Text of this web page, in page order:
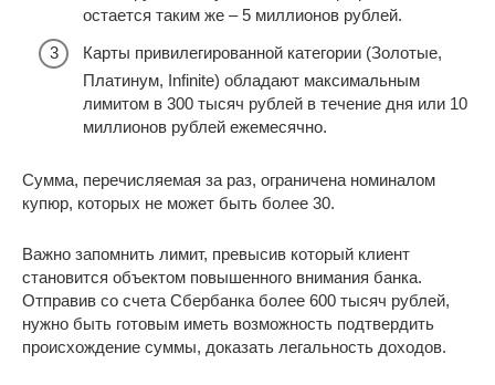
остается таким же – 5 миллионов рублей.
Карты привилегированной категории (Золотые,
Платинум, Infinite) обладают максимальным
лимитом в 300 тысяч рублей в течение дня или 10
миллионов рублей ежемесячно.
Сумма, перечисляемая за раз, ограничена номиналом
купюр, которых не может быть более 30.
Важно запомнить лимит, превысив который клиент
становится объектом повышенного внимания банка.
Отправив со счета Сбербанка более 600 тысяч рублей,
нужно быть готовым иметь возможность подтвердить
происхождение суммы, доказать легальность доходов.